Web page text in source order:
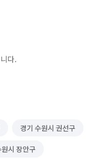
다.
경기 수원시 권선구
시 장안구